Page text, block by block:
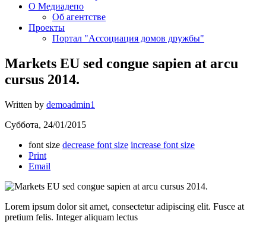
О Медиадепо
Об агентстве
Проекты
Портал "Ассоциация домов дружбы"
Markets EU sed congue sapien at arcu
cursus 2014.
Written by demoadmin1
Суббота, 24/01/2015
font size decrease font size increase font size
Print
Email
Lorem ipsum dolor sit amet, consectetur adipiscing elit. Fusce at
pretium felis. Integer aliquam lectus